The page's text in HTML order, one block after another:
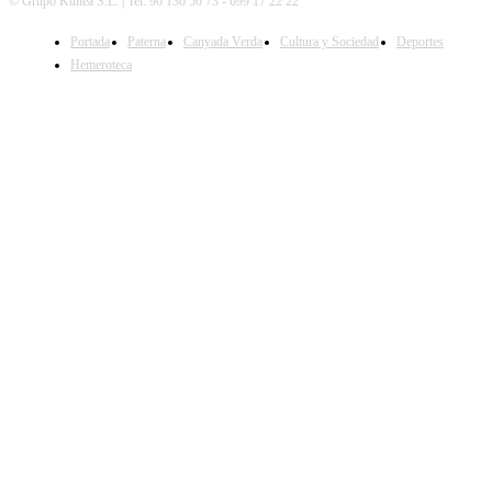
SÍGUENOS
Portada Paterna Canyada Verda Cultura y Sociedad
Deportes
Hemeroteca